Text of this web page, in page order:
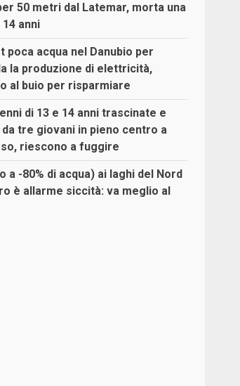
50 metri dal Latemar, morta una
anni
poca acqua nel Danubio per
la produzione di elettricità,
al buio per risparmiare
di 13 e 14 anni trascinate e
tre giovani in pieno centro a
riescono a fuggire
a -80% di acqua) ai laghi del Nord
è allarme siccità: va meglio al